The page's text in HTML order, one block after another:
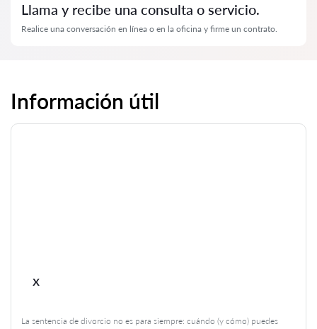
Llama y recibe una consulta o servicio.
Realice una conversación en línea o en la oficina y firme un contrato.
Información útil
x
La sentencia de divorcio no es para siempre: cuándo (y cómo) puedes